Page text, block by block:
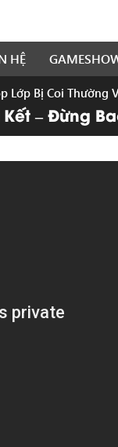
HỆ
Lớp Bị Coi Thường
– Đừng